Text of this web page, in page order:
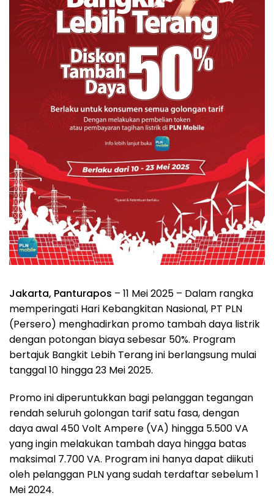
Jakarta, Panturapos – 11 Mei 2025 – Dalam rangka
memperingati Hari Kebangkitan Nasional, PT PLN
(Persero) menghadirkan promo tambah daya listrik
dengan potongan biaya sebesar 50%. Program
bertajuk Bangkit Lebih Terang ini berlangsung mulai
tanggal 10 hingga 23 Mei 2025.
Promo ini diperuntukkan bagi pelanggan tegangan
rendah seluruh golongan tarif satu fasa, dengan
daya awal 450 Volt Ampere (VA) hingga 5.500 VA
yang ingin melakukan tambah daya hingga batas
maksimal 7.700 VA. Program ini hanya dapat diikuti
oleh pelanggan PLN yang sudah terdaftar sebelum 1
Mei 2024.